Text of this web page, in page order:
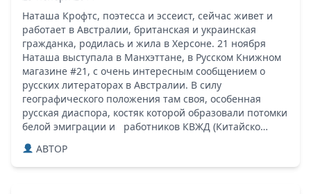
Наташа Крофтс, поэтесса и эссеист, сейчас живет и
работает в Австралии, британская и украинская
гражданка, родилась и жила в Херсоне. 21 ноября
Наташа выступала в Манхэттане, в Русском Книжном
магазине #21, с очень интересным сообщением о
русских литераторах в Австралии. В силу
географического положения там своя, особенная
русская диаспора, костяк которой образовали потомки
белой эмиграции и работников КВЖД (Китайско…
ABTOP